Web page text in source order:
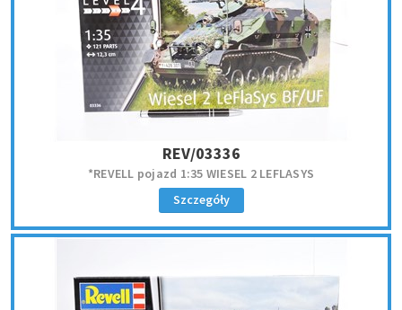
REV/03336
*REVELL pojazd 1:35 WIESEL 2 LEFLASYS
Szczegóły